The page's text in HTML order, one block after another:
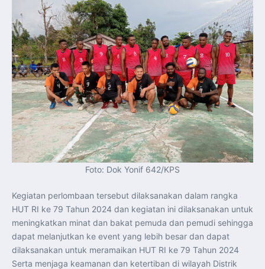
Foto: Dok Yonif 642/KPS
Kegiatan perlombaan tersebut dilaksanakan dalam rangka
HUT RI ke 79 Tahun 2024 dan kegiatan ini dilaksanakan untuk
meningkatkan minat dan bakat pemuda dan pemudi sehingga
dapat melanjutkan ke event yang lebih besar dan dapat
dilaksanakan untuk meramaikan HUT RI ke 79 Tahun 2024
Serta menjaga keamanan dan ketertiban di wilayah Distrik